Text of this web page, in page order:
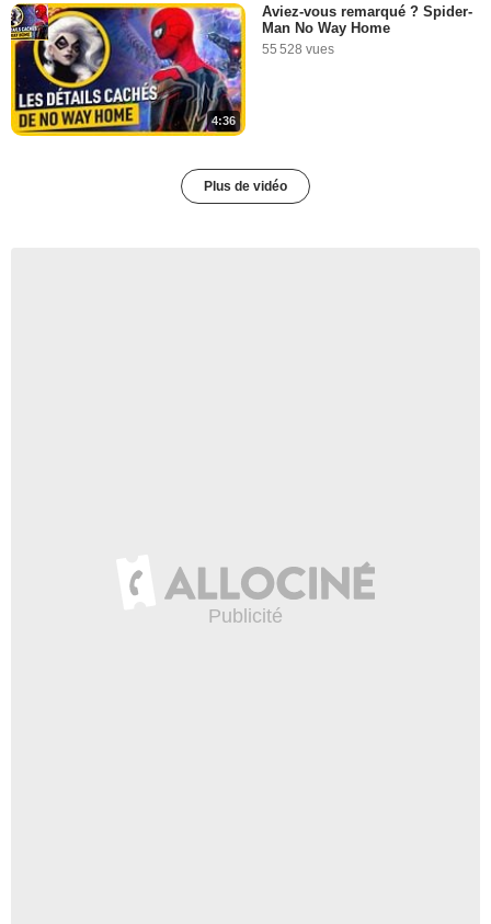
4:36
Aviez-vous remarqué ? Spider-
Man No Way Home
55 528 vues
Plus de vidéo